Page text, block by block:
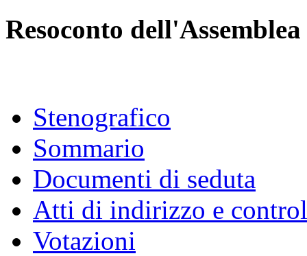
Resoconto dell'Assemblea
Stenografico
Sommario
Documenti di seduta
Atti di indirizzo e
Votazioni